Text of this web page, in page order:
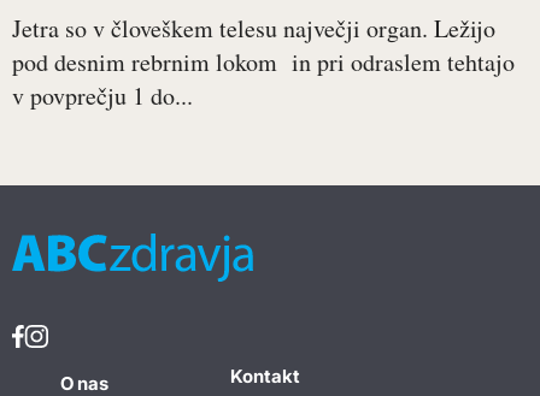
Jetra so v človeškem telesu največji organ. Ležijo
pod desnim rebrnim lokom in pri odraslem tehtajo
v povprečju 1 do...
O nas
Kontakt